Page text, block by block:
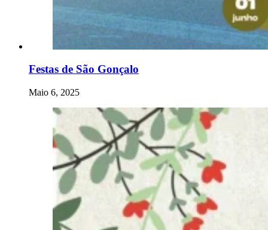
Festas de São Gonçalo
Maio 6, 2025